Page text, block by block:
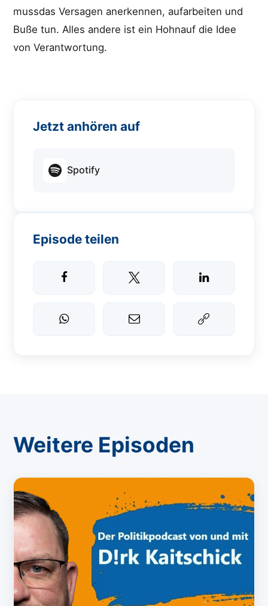
mussdas Versagen anerkennen, aufarbeiten und
Buße tun. Alles andere ist ein Hohnauf die Idee
von Verantwortung.
Jetzt anhören auf
Spotify
Episode teilen
Weitere Episoden